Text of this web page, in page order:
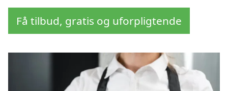
Få tilbud, gratis og uforpligtende